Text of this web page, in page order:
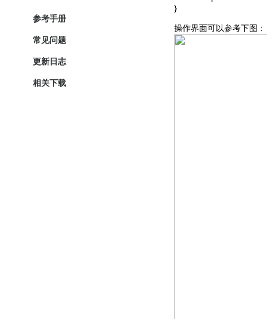
参考手册
常见问题
更新日志
相关下载
操作界面可以参考下图：